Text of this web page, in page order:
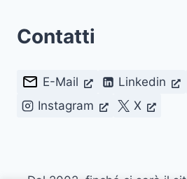
Contatti
E-Mail Linkedin
Instagram
X